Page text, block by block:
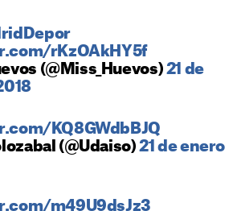
rKzOAkHY5f
(@Miss_Huevos) 21 de
KQ8GWdbBJQ
(@Udaiso)21 de enero
m49U9dsJz3